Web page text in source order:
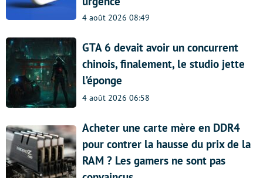
4 août 2026 08:49
GTA 6 devait avoir un concurrent
chinois, finalement, le studio jette
l’éponge
4 août 2026 06:58
Acheter une carte mère en DDR4
pour contrer la hausse du prix de la
RAM ? Les gamers ne sont pas